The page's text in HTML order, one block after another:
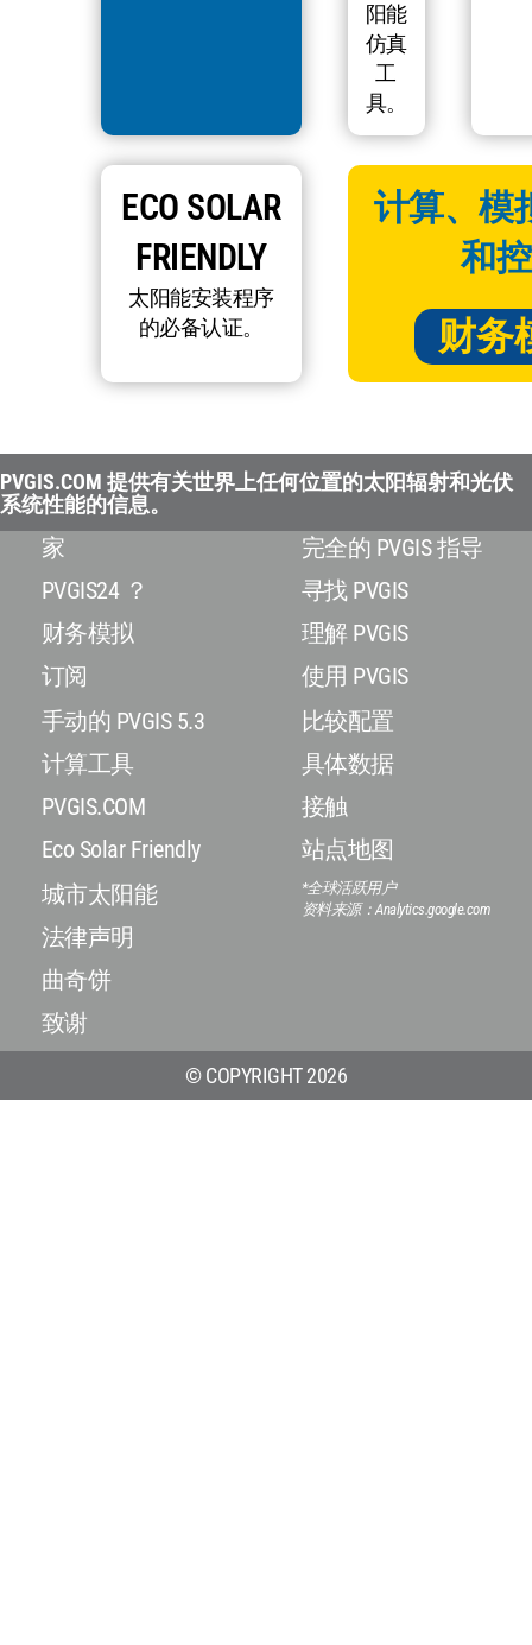
阳能
仿真
工
具。
ECO SOLAR
FRIENDLY
太阳能安装程序
的必备认证。
计算、模
和
财务
PVGIS.COM 提供有关世界上任何位置的太阳辐射和光伏
系统性能的信息。
家
PVGIS24 ？
财务模拟
订阅
手动的 PVGIS 5.3
计算工具
PVGIS.COM
Eco Solar Friendly
城市太阳能
法律声明
曲奇饼
致谢
完全的 PVGIS 指导
寻找 PVGIS
理解 PVGIS
使用 PVGIS
比较配置
具体数据
接触
站点地图
*全球活跃用户
资料来源：Analytics.google.com
© COPYRIGHT 2026